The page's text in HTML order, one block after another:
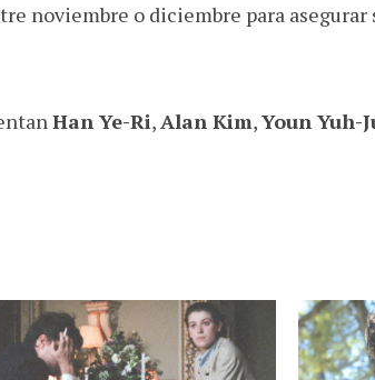
noviembre o diciembre para
Han Ye-Ri,Alan Kim,Youn Yuh-